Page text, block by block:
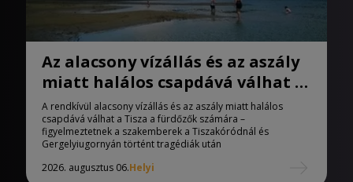
Az alacsony vízállás és az aszály
miatt halálos csapdává válhat a
Tisza
A rendkívül alacsony vízállás és az aszály miatt halálos
csapdává válhat a Tisza a fürdőzők számára –
figyelmeztetnek a szakemberek a Tiszakóródnál és
Gergelyiugornyán történt tragédiák után
2026. augusztus 06.Helyi